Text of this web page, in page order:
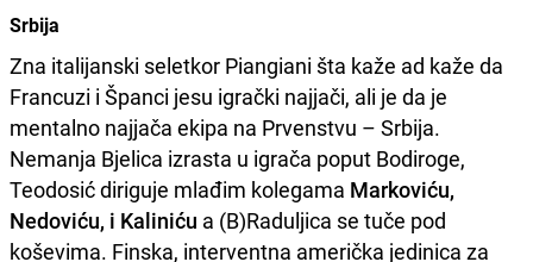
Srbija
Zna italijanski seletkor Piangiani šta kaže ad kaže da
Francuzi i Španci jesu igrački najjači, ali je da je
mentalno najjača ekipa na Prvenstvu – Srbija.
Nemanja Bjelica izrasta u igrača poput Bodiroge,
Teodosić diriguje mlađim kolegama Markoviću,
Nedoviću, i Kaliniću a (B)Raduljica se tuče pod
koševima. Finska, interventna američka jedinica za